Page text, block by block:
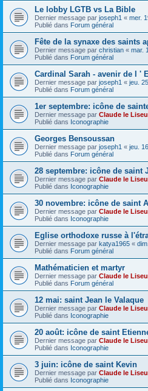
Le lobby LGTB vs La Bible
Dernier message par joseph1 « mer.
Publié dans Forum général
Fête de la synaxe des saints
Dernier message par christian « mar.
Publié dans Forum général
Cardinal Sarah - avenir de l '
Dernier message par joseph1 « jeu.
Publié dans Forum général
1er septembre: icône de
Dernier message par Claude le
Publié dans Iconographie
Georges Bensoussan
Dernier message par joseph1 « jeu.
Publié dans Forum général
28 septembre: icône de saint
Dernier message par Claude le
Publié dans Iconographie
30 novembre: icône de saint
Dernier message par Claude le
Publié dans Iconographie
Eglise orthodoxe russe à
Dernier message par katya1965 «
Publié dans Forum général
Mathématicien et martyr
Dernier message par Claude le
Publié dans Forum général
12 mai: saint Jean le Valaque
Dernier message par Claude le
Publié dans Iconographie
20 août: icône de saint
Dernier message par Claude le
Publié dans Iconographie
3 juin: icône de saint Kevin
Dernier message par Claude le
Publié dans Iconographie